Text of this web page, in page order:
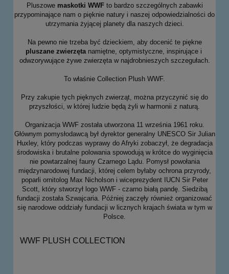
Pluszowe maskotki WWFto bardzo szczególnych zabawki
przypominające nam o pięknie natury i naszej odpowiedzialności do
utrzymania żyjącej planety dla naszych dzieci.
Na pewno nie trzeba być dzieckiem, aby docenić te piękne
pluszane zwierzętanamiętne, optymistyczne, inspirujące i
odwzorywujące żywe zwierzęta w najdrobnieszych szczegułach.
To właśnie Collection Plush WWF.
Przy zakupie tych pięknych zwierząt, można przyczynić się do
przyszłości, w której ludzie będą żyli w harmonii z naturą.
Organizacja WWF została utworzona 11 września 1961 roku.
Głównym pomysłodawcą był dyrektor generalny UNESCO Sir Julian
Huxley, który podczas wyprawy do Afryki zobaczył, że degradacja
środowiska i brutalne polowania spowodują w krótce do wyginięcia
nie powtarzalnej fauny Czarnego Lądu. Pomysł powołania
międzynarodowej fundacji, której celem byłaby ochrona przyrody,
poparli ornitolog Max Nicholson i wiceprezydent IUCN Sir Peter
Scott, który stworzył logo WWF - czarno białą pandę. Siedzibą
fundacji została Szwajcaria. Później zaczęły również organizować
się narodowe oddziały fundacji w licznych krajach świata w tym w
Polsce.
WWF PLUSH COLLECTION